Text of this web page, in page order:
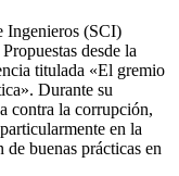
Ingenieros (SCI)
desde la
titulada «El gremio
Durante su
contra la corrupción,
en la
buenas prácticas en